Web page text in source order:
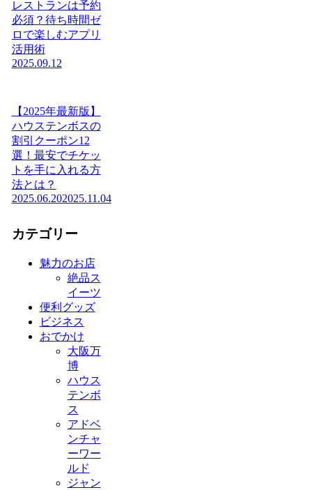
レストランは予約
必須？待ち時間ゼ
ロで楽しむアプリ
活用術
2025.09.12
【2025年最新版】
ハウステンボスの
割引クーポン12
選！最安でチケッ
トを手に入れる方
法とは？
2025.06.202025.11.04
カテゴリー
魅力のお店
絶品ス
イーツ
便利グッズ
ビジネス
おでかけ
大阪万
博
ハウス
テンボ
ス
アドベ
ンチャ
ーワー
ルド
ジャン